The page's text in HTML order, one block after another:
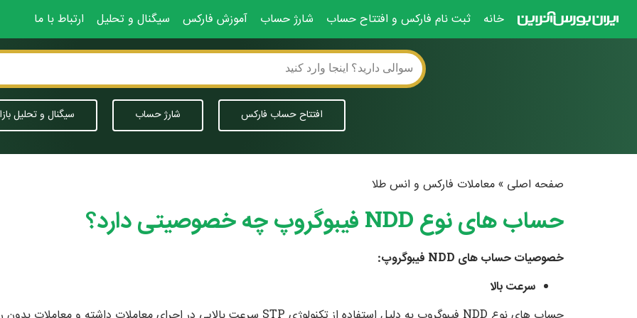
خانه ثبت نام فارکس و افتتاح حساب شارژ حساب آموزش فارکس سیگنال و تحلیل ارتباط با ما
افتتاح حساب فارکس شارژ حساب سیگنال و تحلیل
صفحه اصلی »معاملات فارکس و انس طلا
حساب های نوع NDD فیبوگروپ چه خصوصیتی دارد؟
خصوصیات حساب های NDD فیبوگروپ:
سرعت بالا